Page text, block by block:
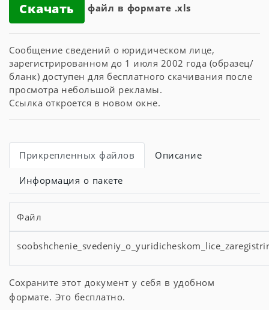
Скачать файл в формате .xls
Сообщение сведений о юридическом лице,
зарегистрированном до 1 июля 2002 года (образец/
бланк) доступен для бесплатного скачивания после
просмотра небольшой рекламы.
Ссылка откроется в новом окне.
Прикрепленных файлов Описание
Информация о пакете
Файл
Сохраните этот документ у себя в удобном
формате. Это бесплатно.